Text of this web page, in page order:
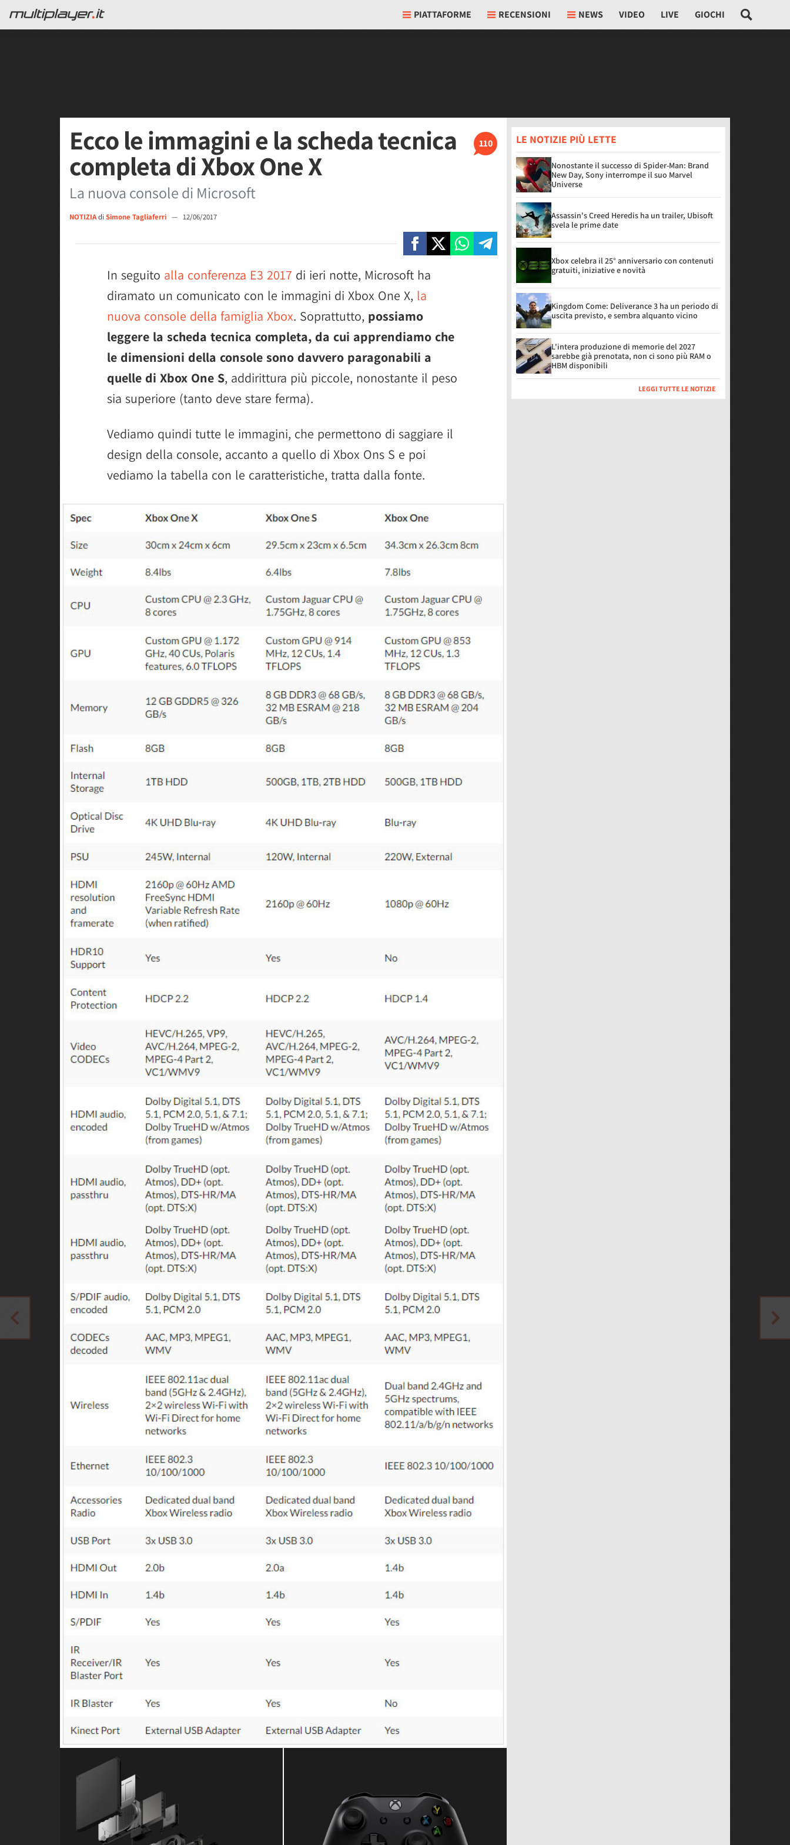
PIATTAFORME RECENSIONI NEWS VIDEO LIVE GIOCHI
110
Ecco le immagini e la scheda tecnica
completa di Xbox One X
La nuova console di Microsoft
NOTIZIAdi Simone Tagliaferri — 12/06/2017
In seguito alla conferenza E3 2017 di ieri notte, Microsoft ha
diramato un comunicato con le immagini di Xbox One X, la
nuova console della famiglia Xbox. Soprattutto, possiamo
leggere la scheda tecnica completa, da cui apprendiamo che
le dimensioni della console sono davvero paragonabili a
quelle di Xbox One S, addirittura più piccole, nonostante il peso
sia superiore (tanto deve stare ferma).
Vediamo quindi tutte le immagini, che permettono di saggiare il
design della console, accanto a quello di Xbox Ons S e poi
vediamo la tabella con le caratteristiche, tratta dalla fonte.
LE NOTIZIE PIÙ LETTE
Nonostante il successo di Spider-Man: Brand
New Day, Sony interrompe il suo Marvel
Universe
Assassin's Creed Heredis ha un trailer, Ubisoft
svela le prime date
Xbox celebra il 25° anniversario con contenuti
gratuiti, iniziative e novità
Kingdom Come: Deliverance 3 ha un periodo di
uscita previsto, e sembra alquanto vicino
L'intera produzione di memorie del 2027
sarebbe già prenotata, non ci sono più RAM o
HBM disponibili
LEGGI TUTTE LE NOTIZIE